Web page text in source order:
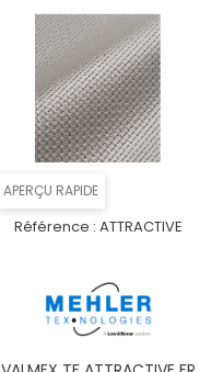
APERÇU RAPIDE
Référence : ATTRACTIVE